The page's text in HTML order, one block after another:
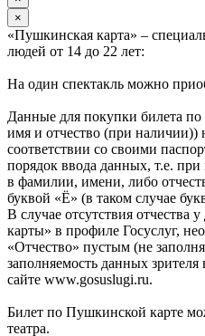
×
«Пушкинская карта» –
людей от 14 до 22 лет:
На один спектакль можно
Данные для покупки билета
имя и отчество (при наличии))
соответствии со своими
порядок ввода данных, т.е.
в фамилии, имени, либо
буквой «Ё» (в таком случае
В случае отсутствия отчества
карты» в профиле Госуслуг,
«Отчество» пустым (не
заполняемость данных
сайте www.gosuslugi.ru.
Билет по Пушкинской карте
театра.